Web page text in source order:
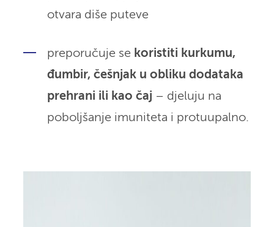
otvara diše puteve
preporučuje se koristiti kurkumu,
đumbir, češnjak u obliku dodataka
prehrani ili kao čaj – djeluju na
poboljšanje imuniteta i protuupalno.